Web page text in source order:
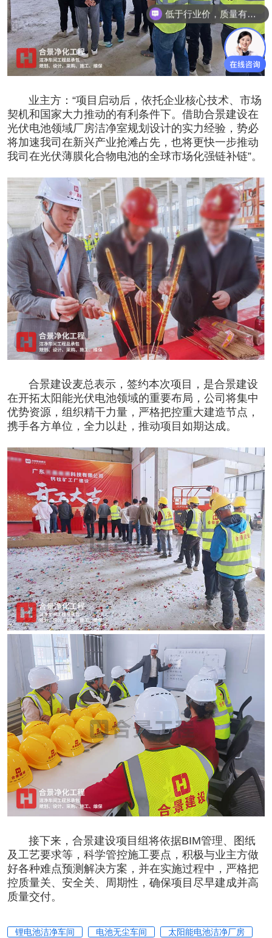
业主方：“项目启动后，依托企业核心技术、市场
契机和国家大力推动的有利条件下。借助合景建设在
光伏电池领域厂房洁净室规划设计的实力经验，势必
将加速我司在新兴产业抢滩占先，也将更快一步推动
我司在光伏薄膜化合物电池的全球市场化强链补链”。
合景建设麦总表示，签约本次项目，是合景建设
在开拓太阳能光伏电池领域的重要布局，公司将集中
优势资源，组织精干力量，严格把控重大建造节点，
携手各方单位，全力以赴，推动项目如期达成。
接下来， 合景建设项目组将依据BIM管理、图纸
及工艺要求等，科学管控施工要点，积极与业主方做
好各种难点预测解决方案，并在实施过程中，严格把
控质量关、安全关、周期性，确保项目尽早建成并高
质量交付。
锂电池洁净车间 电池无尘车间 太阳能电池洁净厂房
低于行业价，质量有保障